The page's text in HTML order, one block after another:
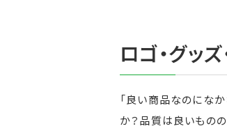
ロゴ・グッ
「良い商品なのにな
か？品質は良いもの